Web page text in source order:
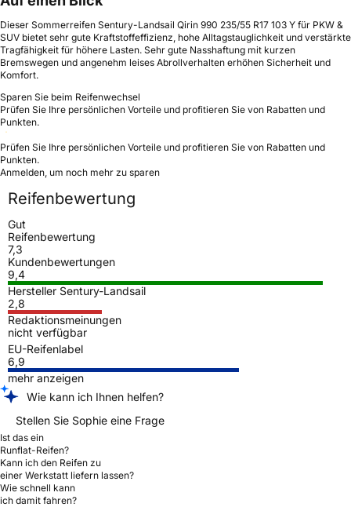
Dieser Sommerreifen Sentury-Landsail Qirin 990 235/55 R17 103 Y für PKW &
SUV bietet sehr gute Kraftstoffeffizienz, hohe Alltagstauglichkeit und verstärkte
Tragfähigkeit für höhere Lasten. Sehr gute Nasshaftung mit kurzen
Bremswegen und angenehm leises Abrollverhalten erhöhen Sicherheit und
Komfort.
Sparen Sie beim Reifenwechsel
Prüfen Sie Ihre persönlichen Vorteile und profitieren Sie von Rabatten und
Punkten.
Prüfen Sie Ihre persönlichen Vorteile und profitieren Sie von Rabatten und
Punkten.
Anmelden, um noch mehr zu sparen
Reifenbewertung
Gut
Reifenbewertung
7,3
Kundenbewertungen
9,4
Hersteller Sentury-Landsail
2,8
Redaktionsmeinungen
nicht verfügbar
EU-Reifenlabel
6,9
mehr anzeigen
Wie kann ich Ihnen helfen?
Stellen Sie Sophie eine Frage
Ist das ein
Runflat-Reifen?
Kann ich den Reifen zu
einer Werkstatt liefern lassen?
Wie schnell kann
ich damit fahren?